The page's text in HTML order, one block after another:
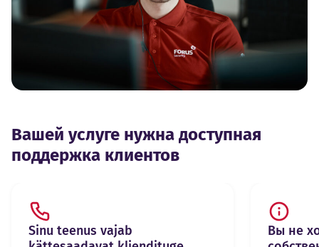
Вашей услуге нужна доступная
поддержка клиентов
Sinu teenus vajab
Вы не